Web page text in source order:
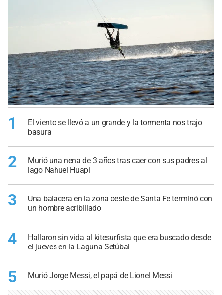
1
El viento se llevó a un grande y la tormenta nos trajo
basura
2
Murió una nena de 3 años tras caer con sus padres al
lago Nahuel Huapi
3
Una balacera en la zona oeste de Santa Fe terminó con
un hombre acribillado
4
Hallaron sin vida al kitesurfista que era buscado desde
el jueves en la Laguna Setúbal
5 Murió Jorge Messi, el papá de Lionel Messi